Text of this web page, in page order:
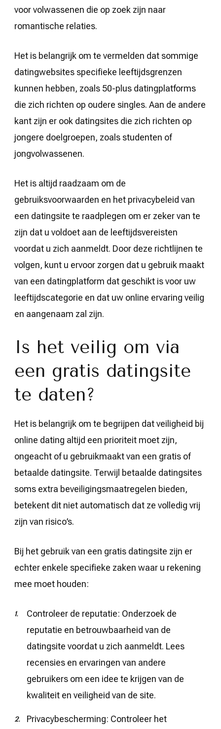
voor volwassenen die op zoek zijn naar
romantische relaties.
Het is belangrijk om te vermelden dat sommige
datingwebsites specifieke leeftijdsgrenzen
kunnen hebben, zoals 50-plus datingplatforms
die zich richten op oudere singles. Aan de andere
kant zijn er ook datingsites die zich richten op
jongere doelgroepen, zoals studenten of
jongvolwassenen.
Het is altijd raadzaam om de
gebruiksvoorwaarden en het privacybeleid van
een datingsite te raadplegen om er zeker van te
zijn dat u voldoet aan de leeftijdsvereisten
voordat u zich aanmeldt. Door deze richtlijnen te
volgen, kunt u ervoor zorgen dat u gebruik maakt
van een datingplatform dat geschikt is voor uw
leeftijdscategorie en dat uw online ervaring veilig
en aangenaam zal zijn.
Is het veilig om via
een gratis datingsite
te daten?
Het is belangrijk om te begrijpen dat veiligheid bij
online dating altijd een prioriteit moet zijn,
ongeacht of u gebruikmaakt van een gratis of
betaalde datingsite. Terwijl betaalde datingsites
soms extra beveiligingsmaatregelen bieden,
betekent dit niet automatisch dat ze volledig vrij
zijn van risico’s.
Bij het gebruik van een gratis datingsite zijn er
echter enkele specifieke zaken waar u rekening
mee moet houden:
Controleer de reputatie: Onderzoek de
reputatie en betrouwbaarheid van de
datingsite voordat u zich aanmeldt. Lees
recensies en ervaringen van andere
gebruikers om een idee te krijgen van de
kwaliteit en veiligheid van de site.
Privacybescherming: Controleer het